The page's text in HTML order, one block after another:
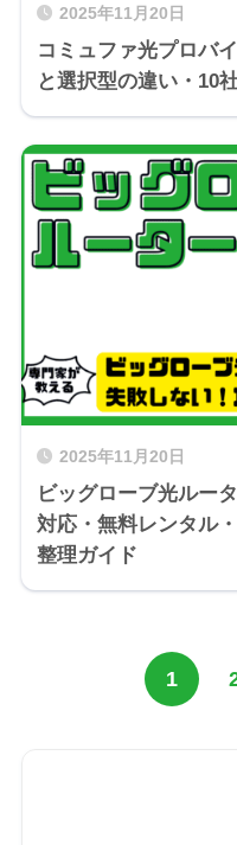
2025年11月20日
コミュファ光プロバ
と選択型の違い・10
2025年11月20日
ビッグローブ光ルー
対応・無料レンタル
整理ガイド
1